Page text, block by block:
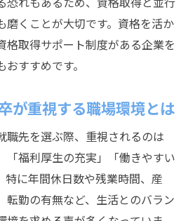
磨くことが大切です。資格を活か
格取得サポート制度がある企業を
すすめです。
が重視する職場環境とは
職先を選ぶ際、重視されるのは
「福利厚生の充実」「働きやすい
特に年間休日数や残業時間、産
転勤の有無など、生活とのバラン